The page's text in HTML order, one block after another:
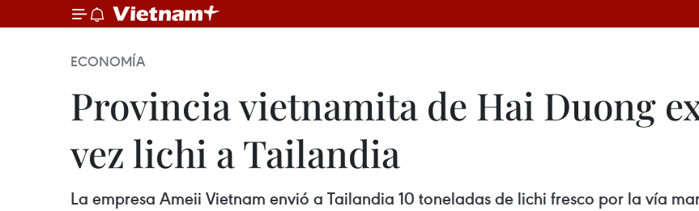
ECONOMÍA
Provincia vietnamita de Hai Duong
vez lichi a Tailandia
La empresa Ameii Vietnam envió a Tailandia 10 toneladas de lichi fresco por la vía